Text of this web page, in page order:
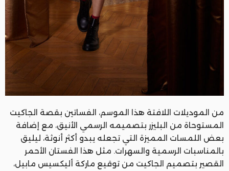
من الموديلات اللافتة هذا الموسم، الفساتين بقصة الجاكيت
المستوحاة من البليزر بتصميمه الرسمي الأنيق، مع إضافة
بعض اللمسات المميزة التي تجعله يبدو أكثر أنوثة، ليليق
بالمناسبات الرسمية والسهرات. مثل هذا الفستان الأحمر
القصير بتصميم الجاكيت من توقيع ماركة أليكسيس مابيل،